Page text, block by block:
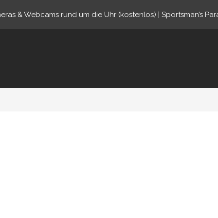
& Webcams rund um die Uhr (kostenlos) | Sportsman’s